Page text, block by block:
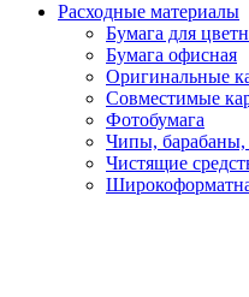
Расходные материалы
Бумага для
Бумага офисная
Оригинальные
Совместимые
Фотобумага
Чипы, барабаны,
Чистящие